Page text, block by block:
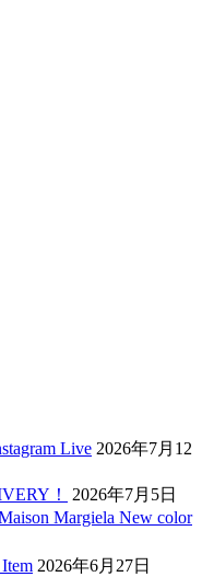
Live 2026年7月12
！
2026年7月5日
Margiela New color
2026年6月27日